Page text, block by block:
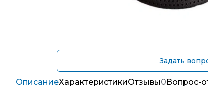
Задать
ОписаниеХарактеристикиОтзывы0Вопрос-